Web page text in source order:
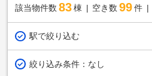
該当物件数 83棟 空き数 99 件
駅で絞り込む
絞り込み条件： なし